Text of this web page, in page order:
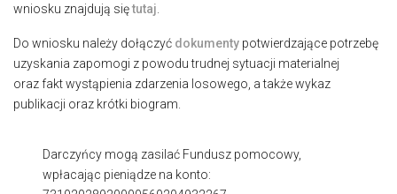
wniosku znajdują siętutaj
Do wniosku należy dołączyć dokumenty potwierdzające potrzebę
uzyskania zapomogi z powodu trudnej sytuacji materialnej
oraz fakt wystąpienia zdarzenia losowego, a także wykaz
publikacji oraz krótki biogram.
Darczyńcy mogą zasilać Fundusz pomocowy,
wpłacając pieniądze na konto: